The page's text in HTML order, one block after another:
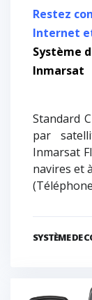
Restez
Internet
Système
Inmarsat
Standard
par
Inmarsat
navires et
SYSTÈME DE